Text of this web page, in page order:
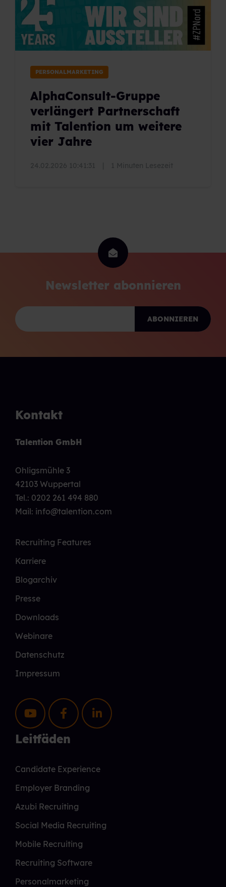
PERSONALMARKETING
AlphaConsult-Gruppe
verlängert Partnerschaft
mit Talention um weitere
vier Jahre
Newsletter abonnieren
Kontakt
Talention GmbH
Ohligsmühle 3
42103 Wuppertal
Tel.: 0202 261 494 880
Mail: info@talention.com
Recruiting Features
Karriere
Blogarchiv
Presse
Downloads
Webinare
Datenschutz
Impressum
Leitfäden
Candidate Experience
Employer Branding
Azubi Recruiting
Social Media Recruiting
Mobile Recruiting
Recruiting Software
Personalmarketing